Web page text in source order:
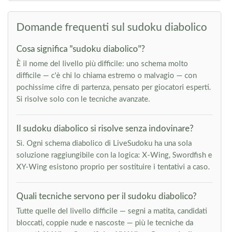
Domande frequenti sul sudoku diabolico
Cosa significa "sudoku diabolico"?
È il nome del livello più difficile: uno schema molto
difficile — c'è chi lo chiama estremo o malvagio — con
pochissime cifre di partenza, pensato per giocatori esperti.
Si risolve solo con le tecniche avanzate.
Il sudoku diabolico si risolve senza indovinare?
Sì. Ogni schema diabolico di LiveSudoku ha una sola
soluzione raggiungibile con la logica: X-Wing, Swordfish e
XY-Wing esistono proprio per sostituire i tentativi a caso.
Quali tecniche servono per il sudoku diabolico?
Tutte quelle del livello difficile — segni a matita, candidati
bloccati, coppie nude e nascoste — più le tecniche da